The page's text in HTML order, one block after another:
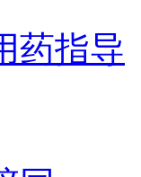
药指导